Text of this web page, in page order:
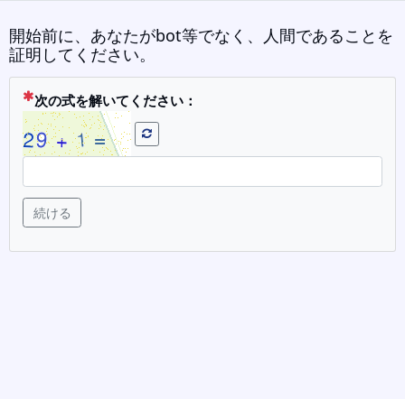
開始前に、あなたがbot等でなく、人間であることを
証明してください。
次の式を解いてください：
続ける